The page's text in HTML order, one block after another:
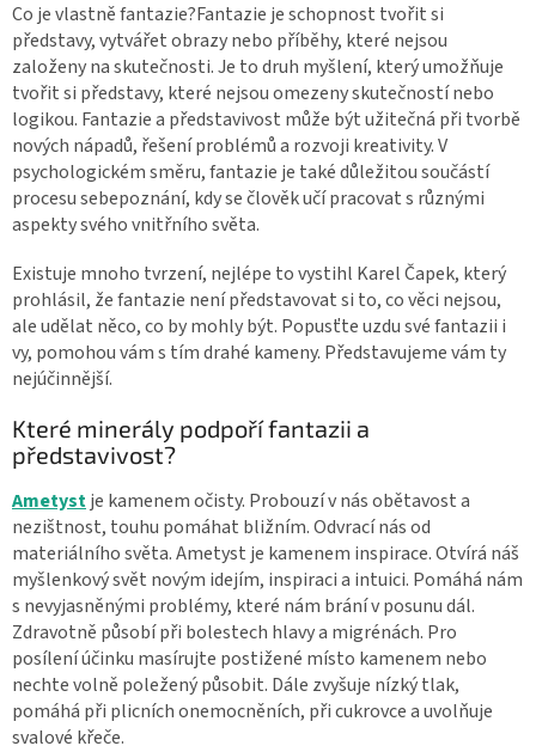
Co je vlastně fantazie?Fantazie je schopnost tvořit si
představy, vytvářet obrazy nebo příběhy, které nejsou
založeny na skutečnosti. Je to druh myšlení, který umožňuje
tvořit si představy, které nejsou omezeny skutečností nebo
logikou. Fantazie a představivost může být užitečná při tvorbě
nových nápadů, řešení problémů a rozvoji kreativity. V
psychologickém směru, fantazie je také důležitou součástí
procesu sebepoznání, kdy se člověk učí pracovat s různými
aspekty svého vnitřního světa.
Existuje mnoho tvrzení, nejlépe to vystihl Karel Čapek, který
prohlásil, že fantazie není představovat si to, co věci nejsou,
ale udělat něco, co by mohly být. Popusťte uzdu své fantazii i
vy, pomohou vám s tím drahé kameny. Představujeme vám ty
nejúčinnější.
Které minerály podpoří fantazii a
představivost?
Ametystje kamenem očisty. Probouzí v nás obětavost a
nezištnost, touhu pomáhat bližním. Odvrací nás od
materiálního světa. Ametyst je kamenem inspirace. Otvírá náš
myšlenkový svět novým idejím, inspiraci a intuici. Pomáhá nám
s nevyjasněnými problémy, které nám brání v posunu dál.
Zdravotně působí při bolestech hlavy a migrénách. Pro
posílení účinku masírujte postižené místo kamenem nebo
nechte volně poležený působit. Dále zvyšuje nízký tlak,
pomáhá při plicních onemocněních, při cukrovce a uvolňuje
svalové křeče.